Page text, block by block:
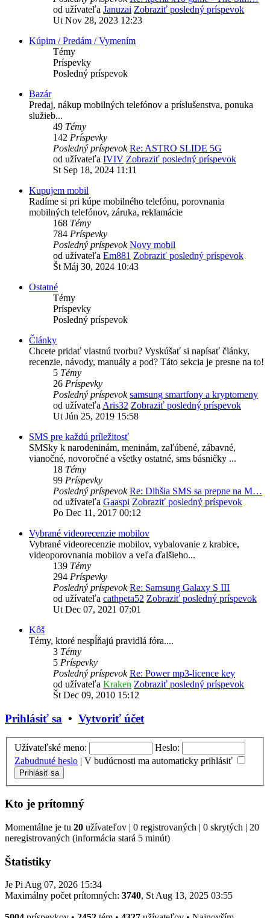
od užívateľa Januzai Zobraziť posledný príspevok
Ut Nov 28, 2023 12:23
Kúpim / Predám / Vymením
Témy
Príspevky
Posledný príspevok
Bazár
Predaj, nákup mobilných telefónov a príslušenstva, ponuka
služieb...
49 Témy
142 Príspevky
Posledný príspevok Re: ASTRO SLIDE 5G
od užívateľa IVIV Zobraziť posledný príspevok
St Sep 18, 2024 11:11
Kupujem mobil
Radíme si pri kúpe mobilného telefónu, porovnania
mobilných telefónov, záruka, reklamácie
168 Témy
784 Príspevky
Posledný príspevok Novy mobil
od užívateľa Em881 Zobraziť posledný príspevok
Št Máj 30, 2024 10:43
Ostatné
Témy
Príspevky
Posledný príspevok
Články
Chcete pridať vlastnú tvorbu? Vyskúšať si napísať články,
recenzie, návody, manuály a pod? Táto sekcia je presne na to!
5 Témy
26 Príspevky
Posledný príspevok samsung smartfony a kryptomeny
od užívateľaAris32 Zobraziť posledný príspevok
Ut Jún 25, 2019 15:58
SMS pre každú príležitosť
SMSky k narodeninám, meninám, zaľúbené, zábavné,
vianočné, novoročné a všetky ostatné, sms básničky ...
18 Témy
99 Príspevky
Posledný príspevok Re: Dlhšia SMS sa prepne na M…
od užívateľa Gaaspi Zobraziť posledný príspevok
Po Dec 11, 2017 00:12
Vybrané videorecenzie mobilov
Vybrané videorecenzie mobilov, vybalovanie z krabice,
videoporovnania mobilov a veľa ďalšieho...
139 Témy
294 Príspevky
Posledný príspevok Re: Samsung Galaxy S III
od užívateľa cathpeta52 Zobraziť posledný príspevok
Ut Dec 07, 2021 07:01
Kôš
Témy, ktoré nespĺňajú pravidlá fóra....
3 Témy
5 Príspevky
Posledný príspevok Re: Power mp3-licence key
od užívateľa Kraken Zobraziť posledný príspevok
Št Dec 09, 2010 15:12
Prihlásiť sa • Vytvoriť účet
Užívateľské meno:
Heslo:
Zabudnuté heslo | V budúcnosti ma automaticky prihlásiť
Kto je prítomný
Momentálne je tu 20 užívateľov | 0 registrovaných | 0 skrytých | 20
neregistrovaných (informácia stará 5 minút)
Štatistiky
Je Pi Aug 07, 2026 15:34
Maximálny počet prítomných: 3740, St Aug 13, 2025 03:55